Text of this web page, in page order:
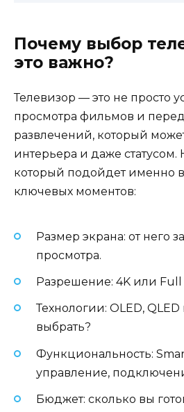
Почему выбор
это важно?
Телевизор — это не просто
просмотра фильмов и
развлечений, который
интерьера и даже статусом.
который подойдет именно
ключевых моментов:
Размер экрана: от него
просмотра.
Разрешение: 4K или Full
Технологии: OLED, QLED
выбрать?
Функциональность:
управление,
Бюджет: сколько вы